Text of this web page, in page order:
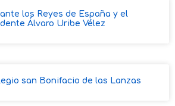
los Reyes de España y el
Álvaro Uribe Vélez
san Bonifacio de las Lanzas